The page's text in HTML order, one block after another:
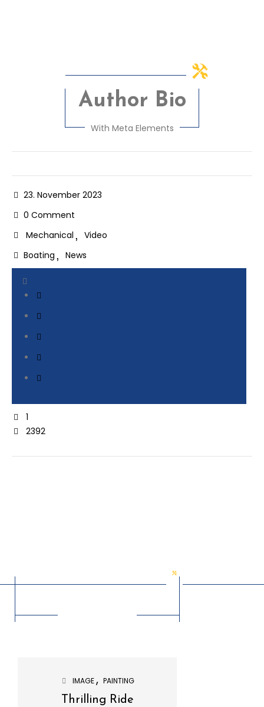
Author Bio
With Meta Elements
23. November 2023
0 Comment
Mechanical
Video
Boating
News
1
2392
IMAGE PAINTING
Thrilling Ride